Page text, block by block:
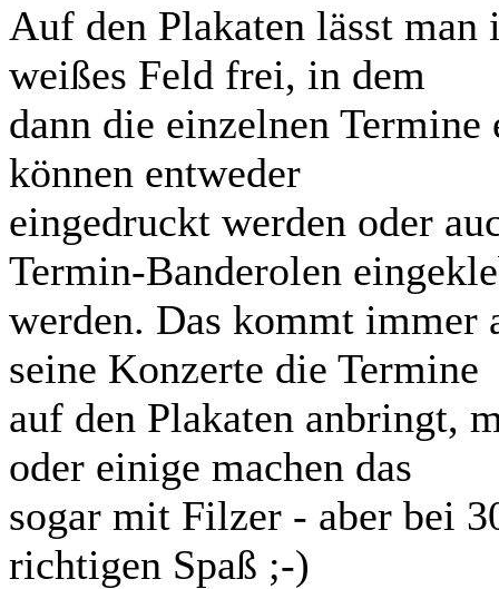
Auf den Plakaten lässt
weißes Feld frei, in dem
dann die einzelnen
können entweder
eingedruckt werden oder
Termin-Banderolen
werden. Das kommt immer
seine Konzerte die Termine
auf den Plakaten anbringt,
oder einige machen das
sogar mit Filzer - aber bei
richtigen Spaß ;-)